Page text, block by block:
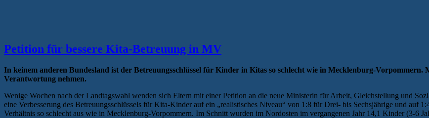
Petition für bessere Kita-Betreuung in MV
In keinem anderen Bundesland ist der Betreuungsschlüssel für Kinder in Kitas so schlecht wie in Mecklenburg-
Verantwortung nehmen.
Wenige Wochen nach der Landtagswahl wenden sich Eltern mit einer Petition an die neue Ministerin für Arbeit, Gleichstellung und
eine Verbesserung des Betreuungsschlüssels für Kita-Kinder auf ein „realistisches Niveau“ von 1:8 für Drei- bis Sechsjährige und auf
Verhältnis so schlecht aus wie in Mecklenburg-Vorpommern. Im Schnitt wurden im Nordosten im vergangenen Jahr 14,1 Kinder (3-6